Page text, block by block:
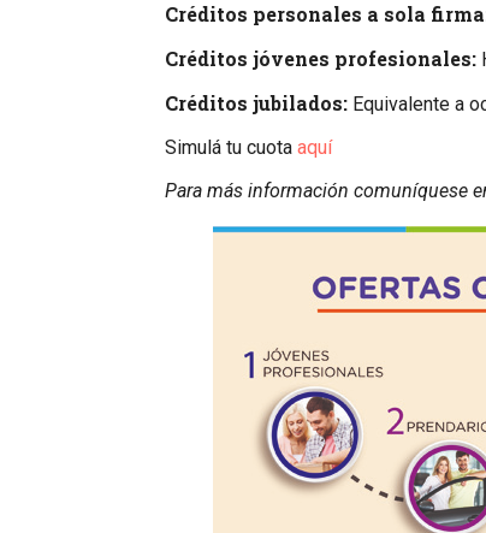
Créditos personales a sola
Créditos jóvenes profesionales:
Créditos jubilados: Equivalente a
Simulá tu cuota aquí
Para más información comuníquese